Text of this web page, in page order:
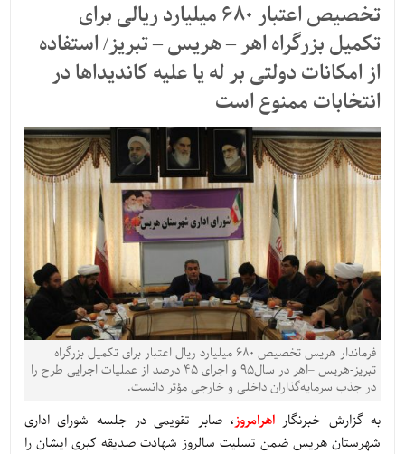
تخصیص اعتبار 680 میلیارد ریالی برای
تکمیل بزرگراه اهر – هریس – تبریز/ استفاده
از امکانات دولتی بر له یا علیه کاندیداها در
انتخابات ممنوع است
فرماندار هریس تخصیص 680 میلیارد ریال اعتبار برای تکمیل بزرگراه
تبریز-هریس –اهر در سال95 و اجرای 45 درصد از عملیات اجرایی طرح را
در جذب سرمایه‌گذاران داخلی و خارجی مؤثر دانست.
به گزارش خبرنگاراهرامروز، صابر تقویمی در جلسه شورای اداری
شهرستان هریس ضمن تسلیت سالروز شهادت صدیقه کبری ایشان را